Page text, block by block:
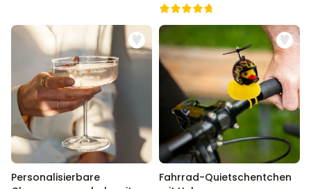
Personalisierbare
Fahrrad-Quietschentchen